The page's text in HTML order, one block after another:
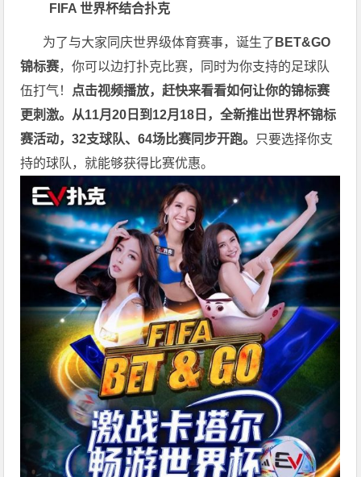
FIFA 世界杯结合扑克
为了与大家同庆世界级体育赛事，诞生了 BET&GO
锦标赛，你可以边打扑克比赛，同时为你支持的足球队
伍打气！ 点击视频播放，赶快来看看如何让你的锦标赛
更刺激。 从11月20日到12月18日，全新推出世界杯锦标
赛活动，32支球队、64场比赛同步开跑。 只要选择你支
持的球队，就能够获得比赛优惠。